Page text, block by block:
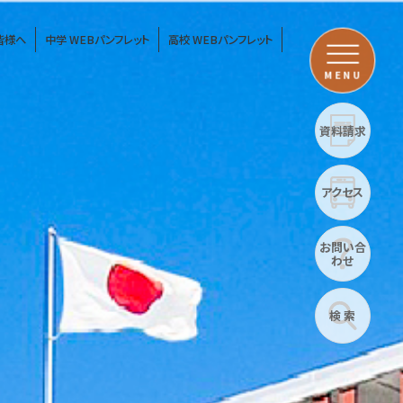
様へ 中学 WEBパンフレット 高校 WEBパンフレット
MENU
資料請求
アクセス
お問い合
わせ
検 索